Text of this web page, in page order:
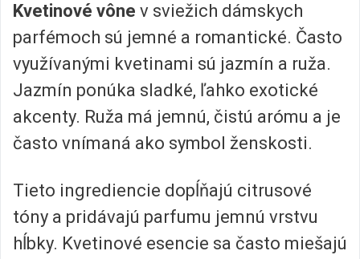
Kvetinové vône v sviežich dámskych
parfémoch sú jemné a romantické. Často
využívanými kvetinami sú jazmín a ruža.
Jazmín ponúka sladké, ľahko exotické
akcenty. Ruža má jemnú, čistú arómu a je
často vnímaná ako symbol ženskosti.
Tieto ingrediencie dopĺňajú citrusové
tóny a pridávajú parfumu jemnú vrstvu
hĺbky. Kvetinové esencie sa často miešajú